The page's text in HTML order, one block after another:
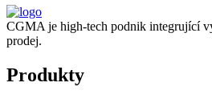
CGMA je high-tech podnik integrující
prodej.
Produkty